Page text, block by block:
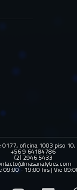
0177, oficina 1003 piso 10,
+56 9 64184786
(2) 2946 5433
09:00 - 19:00 hrs | Vie